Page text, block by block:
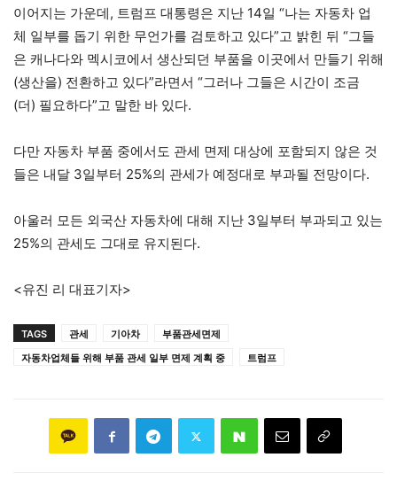
이어지는 가운데, 트럼프 대통령은 지난 14일 “나는 자동차 업
체 일부를 돕기 위한 무언가를 검토하고 있다”고 밝힌 뒤 “그들
은 캐나다와 멕시코에서 생산되던 부품을 이곳에서 만들기 위해
(생산을) 전환하고 있다”라면서 “그러나 그들은 시간이 조금
(더) 필요하다”고 말한 바 있다.
다만 자동차 부품 중에서도 관세 면제 대상에 포함되지 않은 것
들은 내달 3일부터 25%의 관세가 예정대로 부과될 전망이다.
아울러 모든 외국산 자동차에 대해 지난 3일부터 부과되고 있는
25%의 관세도 그대로 유지된다.
<유진 리 대표기자>
TAGS 관세 기아차
부품관세면제
자동차업체들 위해 부품 관세 일부 면제 계획 중
트럼프